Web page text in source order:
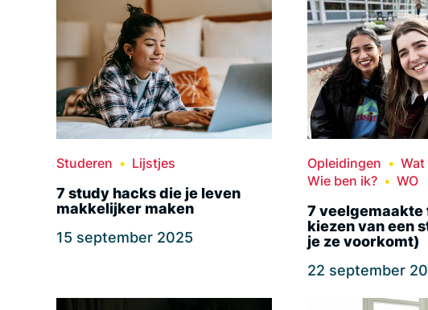
Studeren Lijstjes
7 study hacks die je leven
makkelijker maken
15 september 2025
Opleidingen
Wat
Wie ben ik?
WO
7 veelgemaakte
kiezen van een
je ze voorkomt)
22 september